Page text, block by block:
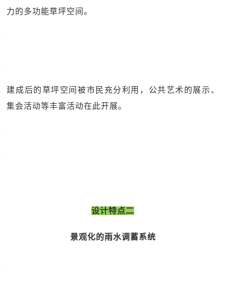
力的多功能草坪空间。
建成后的草坪空间被市民充分利用，公共艺术的展示、
集会活动等丰富活动在此开展。
设计特点二
景观化的雨水调蓄系统